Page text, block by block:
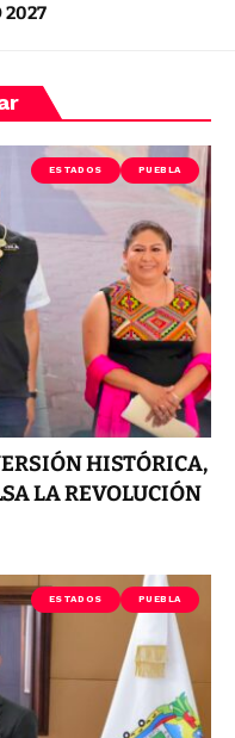
2027
ESTADOS PUEBLA
HISTÓRICA,
LA REVOLUCIÓN
ESTADOS PUEBLA